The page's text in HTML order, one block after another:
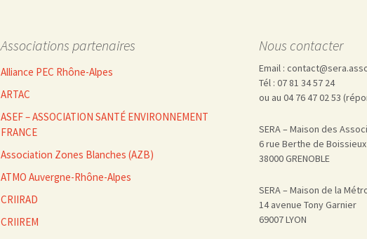
Associations partenaires
Alliance PEC Rhône-Alpes
ARTAC
ASEF – ASSOCIATION SANTÉ ENVIRONNEMENT
FRANCE
Association Zones Blanches (AZB)
ATMO Auvergne-Rhône-Alpes
CRIIRAD
CRIIREM
Nous contacter
Email :
Tél : 07 81 34 57 24
ou au 04 76 47 02 53
SERA – Maison des
6 rue Berthe de Boissieux
38000 GRENOBLE
SERA – Maison de la
14 avenue Tony Garnier
69007 LYON